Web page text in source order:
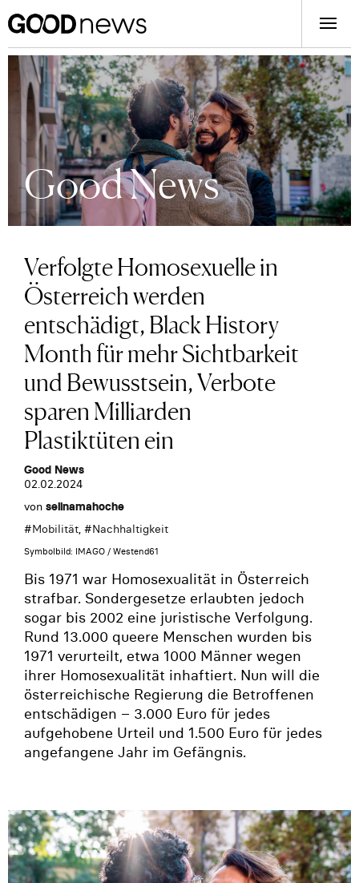
Good News
Verfolgte Homosexuelle in
Österreich werden
entschädigt, Black History
Month für mehr Sichtbarkeit
und Bewusstsein, Verbote
sparen Milliarden
Plastiktüten ein
Good News
02.02.2024
von selinamahoche
#Mobilität, #Nachhaltigkeit
Symbolbild: IMAGO / Westend61
Bis 1971 war Homosexualität in Österreich
strafbar. Sondergesetze erlaubten jedoch
sogar bis 2002 eine juristische Verfolgung.
Rund 13.000 queere Menschen wurden bis
1971 verurteilt, etwa 1000 Männer wegen
ihrer Homosexualität inhaftiert. Nun will die
österreichische Regierung die Betroffenen
entschädigen – 3.000 Euro für jedes
aufgehobene Urteil und 1.500 Euro für jedes
angefangene Jahr im Gefängnis.